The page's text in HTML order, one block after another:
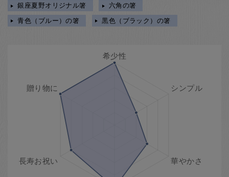
銀座夏野オリジナル箸
六角の箸
青色（ブルー）の箸
黒色（ブラック）の箸